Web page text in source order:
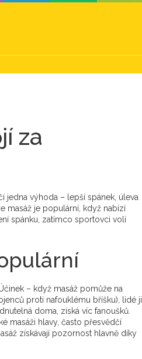
za
jedna výhoda – lepší spánek, úleva
masáž je populární, když nabízí
spánku, zatímco sportovci volí
– když masáž pomůže na
proti nafouklému bříšku), lidé ji
doma, získá víc fanoušků.
masáži hlavy, často přesvědčí
získávají pozornost hlavně díky